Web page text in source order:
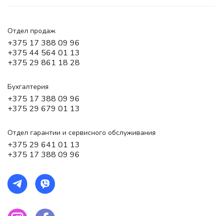
Отдел продаж
+375 17 388 09 96
+375 44 564 01 13
+375 29 861 18 28
Бухгалтерия
+375 17 388 09 96
+375 29 679 01 13
Отдел гарантии и сервисного обслуживания
+375 29 641 01 13
+375 17 388 09 96